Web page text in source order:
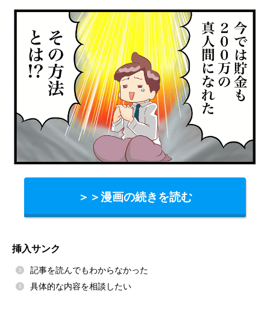
＞＞漫画の続きを読む
挿入サンク
記事を読んでもわからなかった
具体的な内容を相談したい